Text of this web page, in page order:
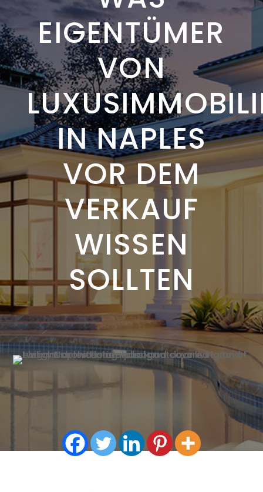
EIGENTÜMER
VON
IN NAPLES
VOR DEM
VERKAUF
WISSEN
SOLLTEN